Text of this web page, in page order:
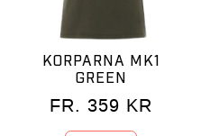
KORPARNA MK1
GREEN
FR. 359 KR